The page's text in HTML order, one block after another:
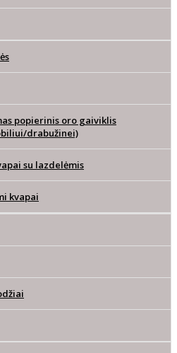
popierinis oro gaiviklis
drabužinei)
su lazdelėmis
kvapai